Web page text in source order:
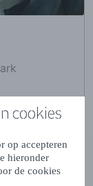
cookies
op accepteren
hieronder
de cookies